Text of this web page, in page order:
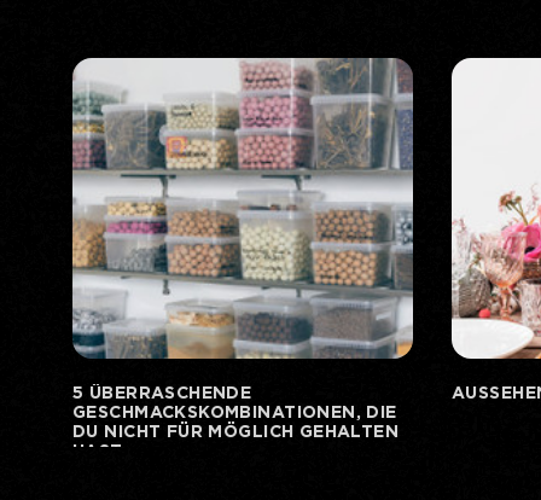
5 ÜBERRASCHENDE
GESCHMACKSKOMBINATIONEN, DIE
DU NICHT FÜR MÖGLICH GEHALTEN
HAST